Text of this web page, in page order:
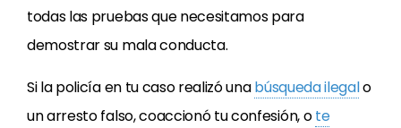
todas las pruebas que necesitamos para
demostrar su mala conducta.
Si la policía en tu caso realizó unabúsqueda ilegalo
un arresto falso, coaccionó tu confesión, ote